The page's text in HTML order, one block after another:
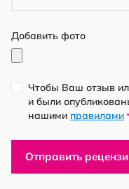
Добавить фото
Чтобы Ваш отзыв
и были
нашими правилами *
Отправить